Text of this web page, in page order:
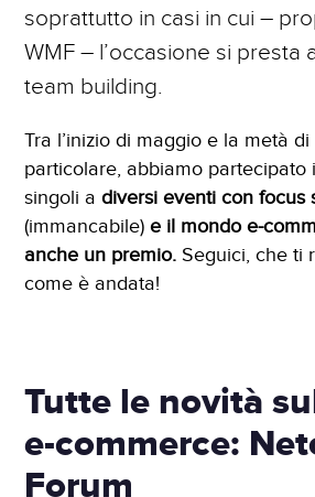
Siti Web Mobile
iubenda Partner
soprattutto in casi in cui –
WMF – l’occasione si presta
team building.
Tra l’inizio di maggio e la metà
particolare, abbiamo partecipato
singoli adiversi eventi con focus
(immancabile)e il mondo e-
anche un premio. Seguici, che ti
come è andata!
Tutte le novità
e-commerce:
Forum